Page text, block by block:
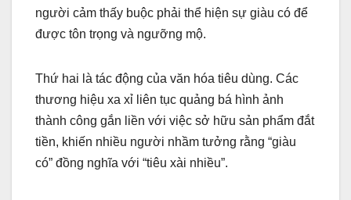
người cảm thấy buộc phải thể hiện sự giàu có để
được tôn trọng và ngưỡng mộ.
Thứ hai là tác động của văn hóa tiêu dùng. Các
thương hiệu xa xỉ liên tục quảng bá hình ảnh
thành công gắn liền với việc sở hữu sản phẩm đắt
tiền, khiến nhiều người nhầm tưởng rằng “giàu
có” đồng nghĩa với “tiêu xài nhiều”.